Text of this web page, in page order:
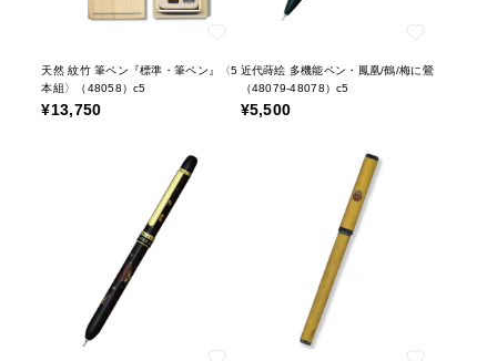
天然 紋竹 筆ペン『標準・筆ペン』〈5
本組〉（48058）c5
¥13,750
近代蒔絵 多機能ペン・鳳凰/鶴/梅に鶯
（48079-48078）c5
¥5,500